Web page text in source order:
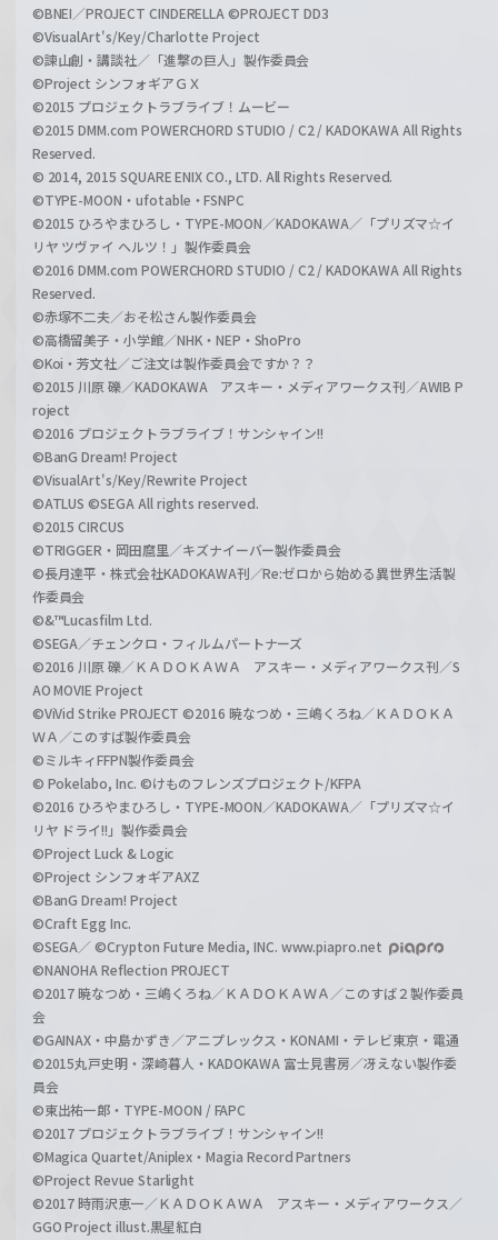
©BNEI／PROJECT CINDERELLA ©PROJECT DD3
©VisualArt's/Key/Charlotte Project
©諫山創・講談社／「進撃の巨人」製作委員会
©Project シンフォギアＧＸ
©2015 プロジェクトラブライブ！ムービー
©2015 DMM.com POWERCHORD STUDIO / C2 / KADOKAWA All Rights
Reserved.
© 2014, 2015 SQUARE ENIX CO., LTD. All Rights Reserved.
©TYPE-MOON・ufotable・FSNPC
©2015 ひろやまひろし・TYPE-MOON／KADOKAWA／「プリズマ☆イ
リヤ ツヴァイ ヘルツ！」製作委員会
©2016 DMM.com POWERCHORD STUDIO / C2 / KADOKAWA All Rights
Reserved.
©赤塚不二夫／おそ松さん製作委員会
©高橋留美子・小学館／NHK・NEP・ShoPro
©Koi・芳文社／ご注文は製作委員会ですか？？
©2015 川原 礫／KADOKAWA アスキー・メディアワークス刊／AWIB P
roject
©2016 プロジェクトラブライブ！サンシャイン!!
©BanG Dream! Project
©VisualArt's/Key/Rewrite Project
©ATLUS ©SEGA All rights reserved.
©2015 CIRCUS
©TRIGGER・岡田麿里／キズナイーバー製作委員会
©長月達平・株式会社KADOKAWA刊／Re:ゼロから始める異世界生活製
作委員会
©&™Lucasfilm Ltd.
©SEGA／チェンクロ・フィルムパートナーズ
©2016 川原 礫／ＫＡＤＯＫＡＷＡ アスキー・メディアワークス刊／S
AO MOVIE Project
©ViVid Strike PROJECT ©2016 暁なつめ・三嶋くろね／ＫＡＤＯＫＡ
ＷＡ／このすば製作委員会
©ミルキィFFPN製作委員会
© Pokelabo, Inc. ©けものフレンズプロジェクト/KFPA
©2016 ひろやまひろし・TYPE-MOON／KADOKAWA／「プリズマ☆イ
リヤ ドライ!!」製作委員会
©Project Luck & Logic
©Project シンフォギアAXZ
©BanG Dream! Project
©Craft Egg Inc.
©SEGA／ ©Crypton Future Media, INC. www.piapro.net
©NANOHA Reflection PROJECT
©2017 暁なつめ・三嶋くろね／ＫＡＤＯＫＡＷＡ／このすば２製作委員
会
©GAINAX・中島かずき／アニプレックス・KONAMI・テレビ東京・電通
©2015丸戸史明・深崎暮人・KADOKAWA 富士見書房／冴えない製作委
員会
©東出祐一郎・TYPE-MOON / FAPC
©2017 プロジェクトラブライブ！サンシャイン!!
©Magica Quartet/Aniplex・Magia Record Partners
©Project Revue Starlight
©2017 時雨沢恵一／ＫＡＤＯＫＡＷＡ アスキー・メディアワークス／
GGO Project illust.黒星紅白